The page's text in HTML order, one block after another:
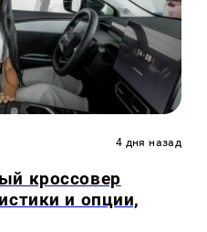
4 дня назад
кроссовер
и опции,